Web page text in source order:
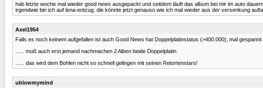
hab letzte woche mal wieder good news ausgepackt und seitdem läuft das album bei mir im auto
irgendwie bin ich auf lena-entzug. die könnte jetzt genauso wie ich mal wieder aus der versenkung
Axel1954
Falls es noch keinem aufgefallen ist auch Good News hat Doppelplatinstatus (>400.000), mal gespannt
...... muß auch erst jemand nachmachen 2 Alben beide Doppelplatin.
...... das wird dem Bohlen nicht so schnell gelingen mit seinen Retortenstars!
ublowmymind